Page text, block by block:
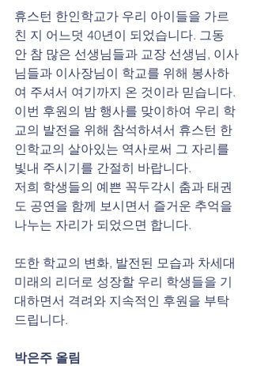
휴스턴 한인학교가 우리 아이들을 가르
친 지 어느덧 40년이 되었습니다. 그동
안 참 많은 선생님들과 교장 선생님, 이사
님들과 이사장님이 학교를 위해 봉사하
여 주셔서 여기까지 온 것이라 믿습니다.
이번 후원의 밤 행사를 맞이하여 우리 학
교의 발전을 위해 참석하셔서 휴스턴 한
인학교의 살아있는 역사로써 그 자리를
빛내 주시기를 간절히 바랍니다.
저희 학생들의 예쁜 꼭두각시 춤과 태권
도 공연을 함께 보시면서 즐거운 추억을
나누는 자리가 되었으면 합니다.
또한 학교의 변화, 발전된 모습과 차세대
미래의 리더로 성장할 우리 학생들을 기
대하면서 격려와 지속적인 후원을 부탁
드립니다.
박은주 올림